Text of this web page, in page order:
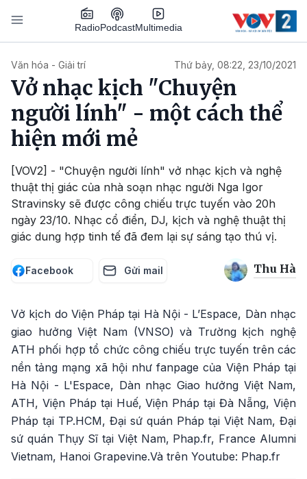
Nhảy đến nội dung
RadioPodcastMultimedia
Văn hóa - Giải trí Thứ bảy, 08:22, 23/10/2021
Vở nhạc kịch "Chuyện
người lính" - một cách thể
hiện mới mẻ
[VOV2] - "Chuyện người lính" vở nhạc kịch và nghệ
thuật thị giác của nhà soạn nhạc người Nga Igor
Stravinsky sẽ được công chiếu trực tuyến vào 20h
ngày 23/10. Nhạc cổ điển, DJ, kịch và nghệ thuật thị
giác dung hợp tinh tế đã đem lại sự sáng tạo thú vị.
Facebook Gửi mail Thu Hà
Vở kịch do Viện Pháp tại Hà Nội - L’Espace, Dàn nhạc
giao hưởng Việt Nam (VNSO) và Trường kịch nghệ
ATH phối hợp tổ chức công chiếu trực tuyến trên các
nền tảng mạng xã hội như fanpage của Viện Pháp tại
Hà Nội - L'Espace, Dàn nhạc Giao hưởng Việt Nam,
ATH, Viện Pháp tại Huế, Viện Pháp tại Đà Nẵng, Viện
Pháp tại TP.HCM, Đại sứ quán Pháp tại Việt Nam, Đại
sứ quán Thụy Sĩ tại Việt Nam, Phap.fr, France Alumni
Vietnam, Hanoi Grapevine.Và trên Youtube: Phap.fr